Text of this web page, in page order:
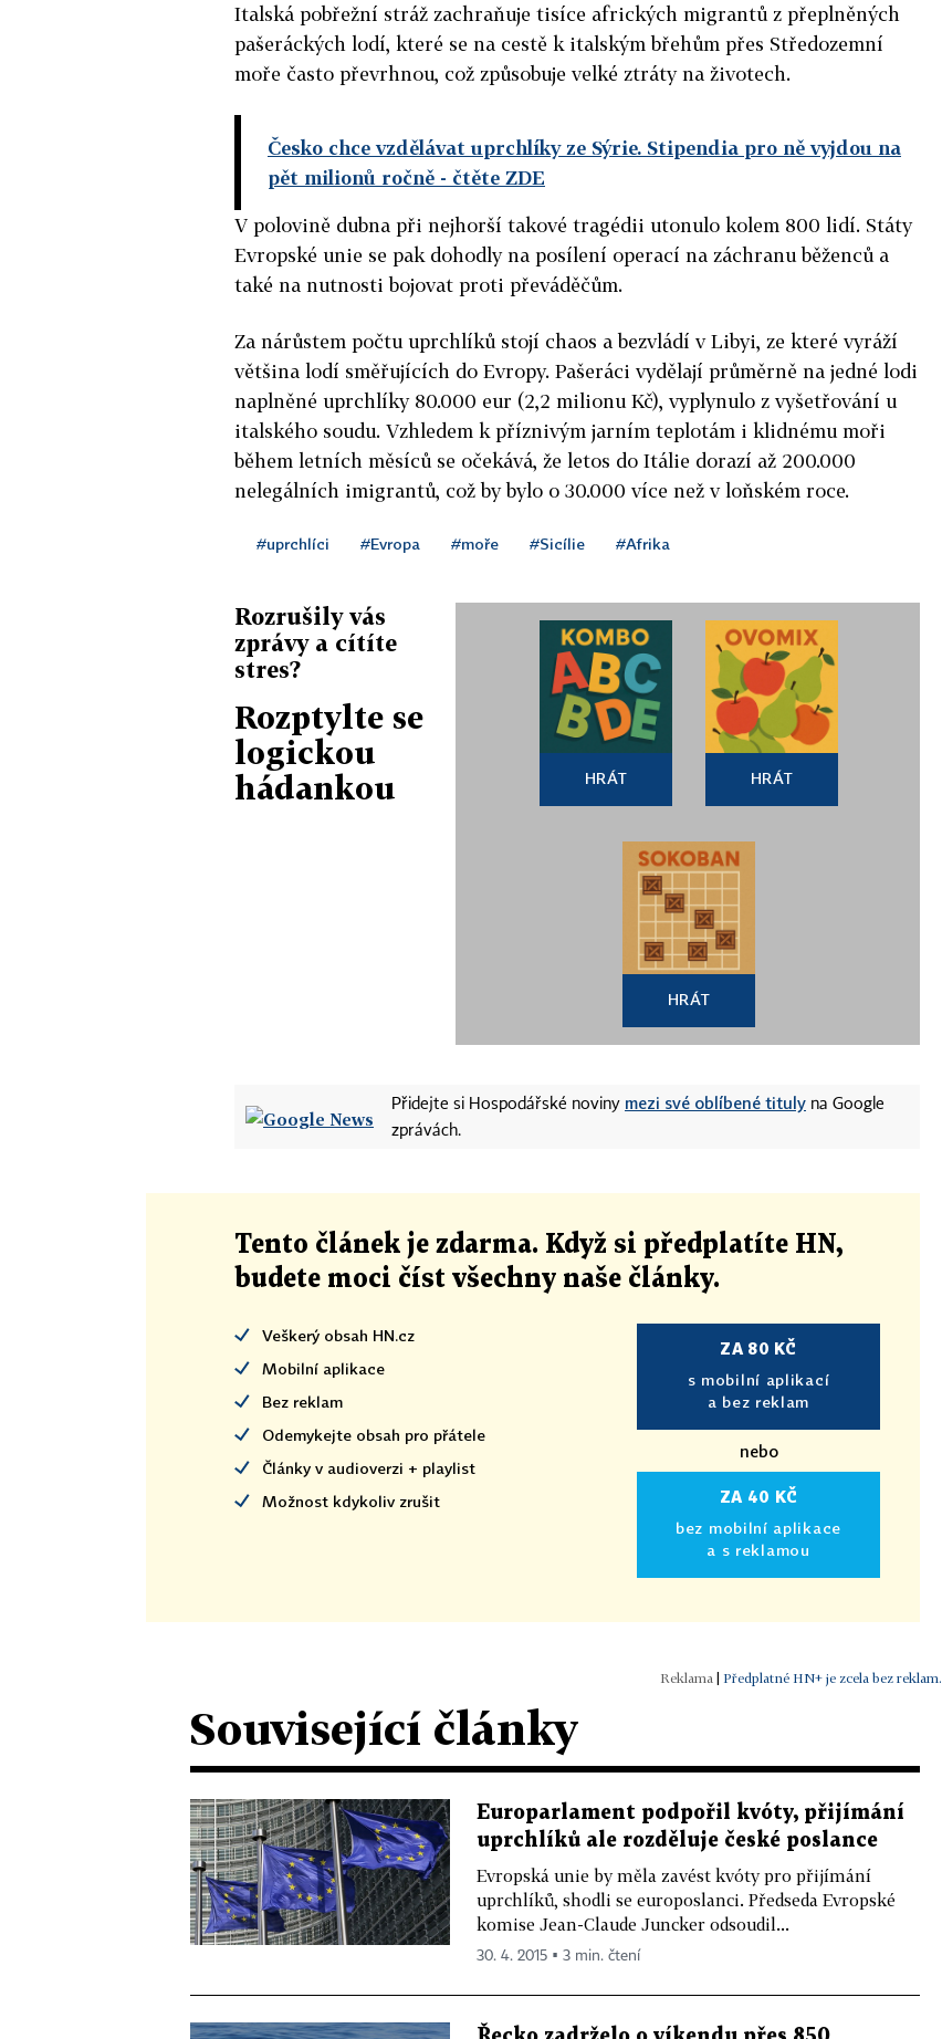
Italská pobřežní stráž zachraňuje tisíce afrických migrantů z přeplněných
pašeráckých lodí, které se na cestě k italským břehům přes Středozemní
moře často převrhnou, což způsobuje velké ztráty na životech.
Česko chce vzdělávat uprchlíky ze Sýrie. Stipendia pro ně vyjdou na
pět milionů ročně - čtěte ZDE
V polovině dubna při nejhorší takové tragédii utonulo kolem 800 lidí. Státy
Evropské unie se pak dohodly na posílení operací na záchranu běženců a
také na nutnosti bojovat proti převáděčům.
Za nárůstem počtu uprchlíků stojí chaos a bezvládí v Libyi, ze které vyráží
většina lodí směřujících do Evropy. Pašeráci vydělají průměrně na jedné lodi
naplněné uprchlíky 80.000 eur (2,2 milionu Kč), vyplynulo z vyšetřování u
italského soudu. Vzhledem k příznivým jarním teplotám i klidnému moři
během letních měsíců se očekává, že letos do Itálie dorazí až 200.000
nelegálních imigrantů, což by bylo o 30.000 více než v loňském roce.
#uprchlíci #Evropa #moře #Sicílie #Afrika
Rozrušily vás
zprávy a cítíte
stres?
Rozptylte se
logickou
hádankou
HRÁT HRÁT
HRÁT
Přidejte si Hospodářské noviny mezi své oblíbené tituly na Google
zprávách.
Tento článek je zdarma. Když si předplatíte HN,
budete moci číst všechny naše články.
Veškerý obsah HN.cz
Mobilní aplikace
Bez reklam
Odemykejte obsah pro přátele
Články v audioverzi + playlist
Možnost kdykoliv zrušit
ZA 80 KČ
s mobilní aplikací
a bez reklam
nebo
ZA 40 KČ
bez mobilní aplikace
a s reklamou
| Předplatné HN+ je zcela bez reklam.
Související články
Europarlament podpořil kvóty, přijímání
uprchlíků ale rozděluje české poslance
Evropská unie by měla zavést kvóty pro přijímání
uprchlíků, shodli se europoslanci. Předseda Evropské
komise Jean-Claude Juncker odsoudil...
30. 4. 2015 ▪ 3 min. čtení